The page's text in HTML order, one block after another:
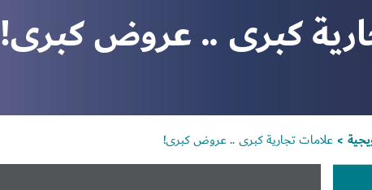
كبرى .. عروض كبرى!
> علامات تجارية كبرى .. عروض كبرى!